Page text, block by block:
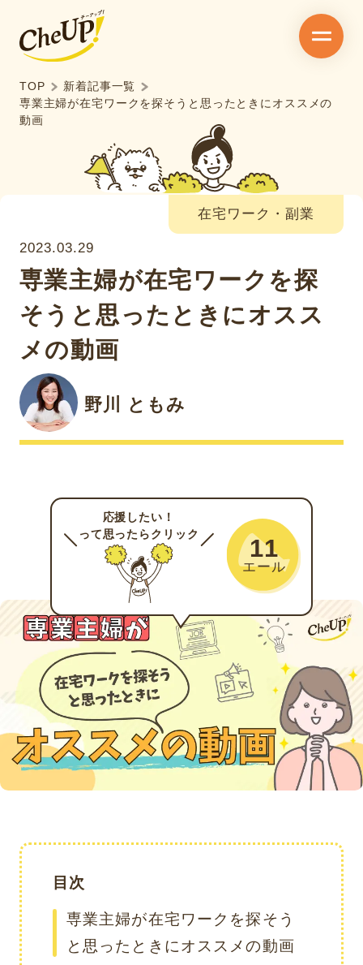
TOP
新着記事一覧
専業主婦が在宅ワークを探そうと思ったときにオススメの
動画
在宅ワーク・副業
2023.03.29
専業主婦が在宅ワークを探
そうと思ったときにオスス
メの動画
野川 ともみ
応援したい！
って思ったらクリック
11
エール
目次
専業主婦が在宅ワークを探そう
と思ったときにオススメの動画